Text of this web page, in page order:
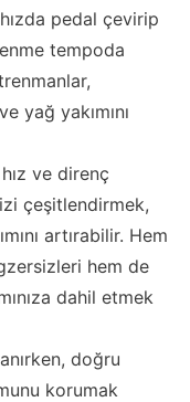
pedal çevirip
tempoda
yağ yakımını
hız ve direnç
çeşitlendirmek,
artırabilir. Hem
hem de
dahil etmek
doğru
korumak